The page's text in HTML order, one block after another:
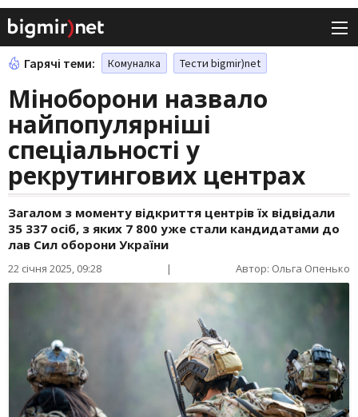
Гарячі теми: Комуналка Тести bigmir)net
Міноборони назвало
найпопулярніші
спеціальності у
рекрутингових центрах
Загалом з моменту відкриття центрів їх відвідали
35 337 осіб, з яких 7 800 уже стали кандидатами до
лав Сил оборони України
22 січня 2025, 09:28 | Автор: Ольга Опенько